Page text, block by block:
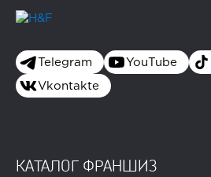
Telegram YouTube
Vkontakte
КАТАЛОГ ФРАНШИЗ